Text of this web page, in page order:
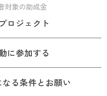
対象の助成金
ロジェクト
に参加する
る条件とお願い